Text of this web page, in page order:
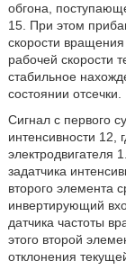
обгона,
15. При этом
скорости
рабочей скорости
стабильное
состоянии отсечки.
Сигнал с первого
интенсивности 12,
электродвигателя
задатчика
второго элемента
инвертирующий
датчика частоты
этого второй
отклонения